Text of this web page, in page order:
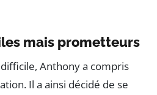
mais prometteurs
Anthony a compris
Il a ainsi décidé de se